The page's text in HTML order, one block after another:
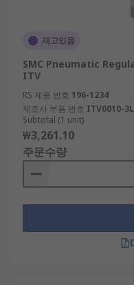
재고있음
SMC Pneumatic
ITV
RS 제품 번호 196-1234
제조사 부품 번호 ITV0010-3L
Subtotal (1 unit)
₩3,261.10
주문수량